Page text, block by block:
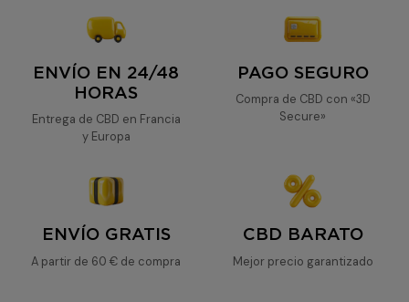
ENVÍO EN 24/48
HORAS
Entrega de CBD en Francia
y Europa
PAGO SEGURO
Compra de CBD con «3D
Secure»
ENVÍO GRATIS
A partir de 60 € de compra
CBD BARATO
Mejor precio garantizado